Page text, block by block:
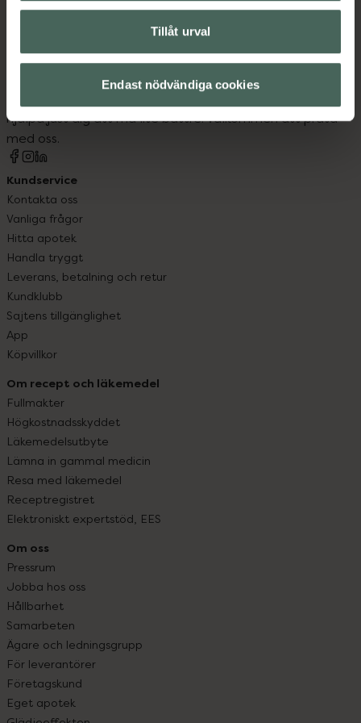
Tillåt urval
Endast nödvändiga cookies
Kronans Apotek finns här för dig. Du hittar oss från Skåne i
syd till Lappland i norr, och online i mobilen och på
datorn. Oavsett vem du är så är det vårt uppdrag att
hjälpa just dig att må lite bättre. Välkommen att prata
med oss.
Kundservice
Kontakta oss
Vanliga frågor
Hitta apotek
Handla tryggt
Leverans, betalning och retur
Kundklubb
Sajtens tillgänglighet
App
Köpvillkor
Om recept och läkemedel
Fullmakter
Högkostnadsskyddet
Läkemedelsutbyte
Lämna in gammal medicin
Resa med läkemedel
Receptregistret
Elektroniskt expertstöd, EES
Om oss
Pressrum
Jobba hos oss
Hållbarhet
Samarbeten
Ägare och ledningsgrupp
För leverantörer
Företagskund
Eget apotek